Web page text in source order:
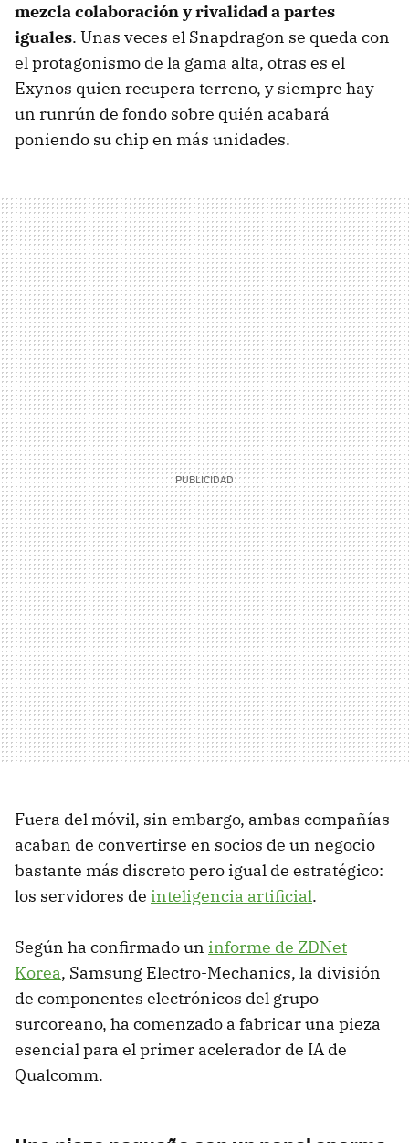
mezcla colaboración y rivalidad a partes
iguales. Unas veces el Snapdragon se queda con
el protagonismo de la gama alta, otras es el
Exynos quien recupera terreno, y siempre hay
un runrún de fondo sobre quién acabará
poniendo su chip en más unidades.
Fuera del móvil, sin embargo, ambas compañías
acaban de convertirse en socios de un negocio
bastante más discreto pero igual de estratégico:
los servidores de inteligencia artificial.
Según ha confirmado un informe de ZDNet
Korea, Samsung Electro-Mechanics, la división
de componentes electrónicos del grupo
surcoreano, ha comenzado a fabricar una pieza
esencial para el primer acelerador de IA de
Qualcomm.